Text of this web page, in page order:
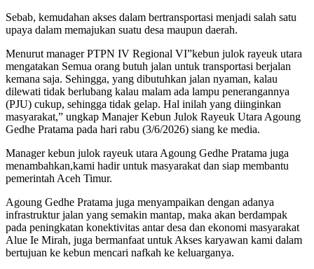
Sebab, kemudahan akses dalam bertransportasi menjadi salah satu
upaya dalam memajukan suatu desa maupun daerah.
Menurut manager PTPN IV Regional VI”kebun julok rayeuk utara
mengatakan Semua orang butuh jalan untuk transportasi berjalan
kemana saja. Sehingga, yang dibutuhkan jalan nyaman, kalau
dilewati tidak berlubang kalau malam ada lampu penerangannya
(PJU) cukup, sehingga tidak gelap. Hal inilah yang diinginkan
masyarakat,” ungkap Manajer Kebun Julok Rayeuk Utara Agoung
Gedhe Pratama pada hari rabu (3/6/2026) siang ke media.
Manager kebun julok rayeuk utara Agoung Gedhe Pratama juga
menambahkan,kami hadir untuk masyarakat dan siap membantu
pemerintah Aceh Timur.
Agoung Gedhe Pratama juga menyampaikan dengan adanya
infrastruktur jalan yang semakin mantap, maka akan berdampak
pada peningkatan konektivitas antar desa dan ekonomi masyarakat
Alue Ie Mirah, juga bermanfaat untuk Akses karyawan kami dalam
bertujuan ke kebun mencari nafkah ke keluarganya.